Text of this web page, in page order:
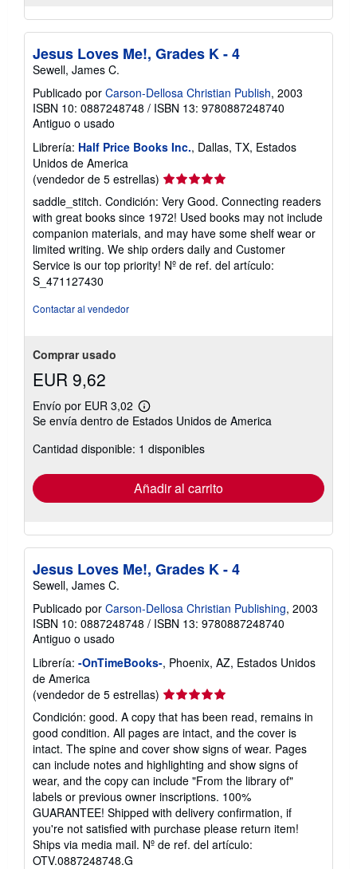
Jesus Loves Me!, Grades K - 4
Sewell, James C.
Publicado por Carson-Dellosa Christian Publish, 2003
ISBN 10: 0887248748 / ISBN 13: 9780887248740
Antiguo o usado
Librería: Half Price Books Inc., Dallas, TX, Estados
Unidos de America
(vendedor de 5 estrellas) Calificación
del
vendedor:
5
de
5
estrellas
saddle_stitch. Condición: Very Good. Connecting readers
with great books since 1972! Used books may not include
companion materials, and may have some shelf wear or
limited writing. We ship orders daily and Customer
Service is our top priority! Nº de ref. del artículo:
S_471127430
Contactar al vendedor
Comprar usado
EUR 9,62
Envío por EUR 3,02
Más
información
las
tarifas
envío
Se envía dentro de Estados Unidos de America
Cantidad disponible: 1 disponibles
Añadir al carrito
Jesus Loves Me!, Grades K - 4
Sewell, James C.
Publicado por Carson-Dellosa Christian Publishing, 2003
ISBN 10: 0887248748 / ISBN 13: 9780887248740
Antiguo o usado
Librería: -OnTimeBooks-, Phoenix, AZ, Estados Unidos
de America
(vendedor de 5 estrellas) Calificación
del
vendedor:
5
de
5
estrellas
Condición: good. A copy that has been read, remains in
good condition. All pages are intact, and the cover is
intact. The spine and cover show signs of wear. Pages
can include notes and highlighting and show signs of
wear, and the copy can include "From the library of"
labels or previous owner inscriptions. 100%
GUARANTEE! Shipped with delivery confirmation, if
you're not satisfied with purchase please return item!
Ships via media mail. Nº de ref. del artículo:
OTV.0887248748.G